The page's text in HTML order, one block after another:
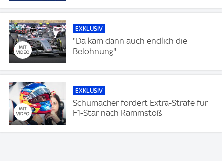
EXKLUSIV
"Da kam dann auch endlich die
Belohnung"
EXKLUSIV
Schumacher fordert Extra-Strafe für
F1-Star nach Rammstoß